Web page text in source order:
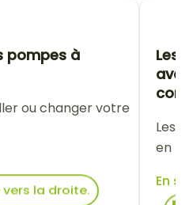
pompes à
ou changer votre
Les
Les
en
En